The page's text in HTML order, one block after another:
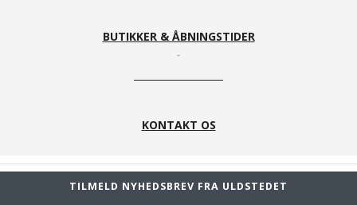
BUTIKKER & ÅBNINGSTIDER
KONTAKT OS
TILMELD NYHEDSBREV FRA ULDSTEDET